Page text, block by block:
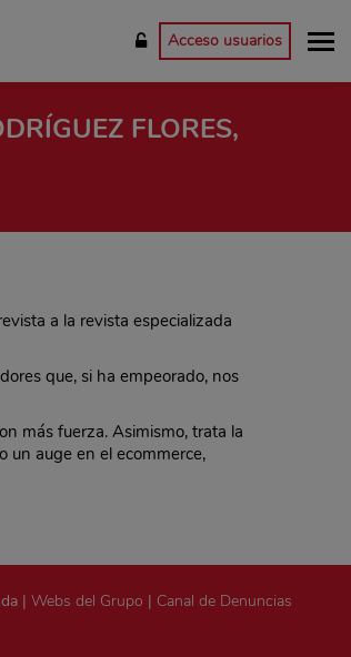
Acceso usuarios
FLORES,
a la revista especializada
que, si ha empeorado, nos
más fuerza. Asimismo, trata la
un auge en el ecommerce,
| Webs del Grupo | Canal de Denuncias